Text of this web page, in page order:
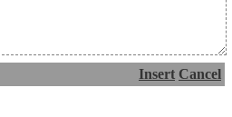
Insert Cancel